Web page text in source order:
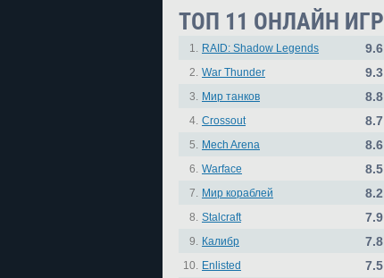
ТОП 11 ОНЛАЙН ИГР
1. RAID: Shadow Legends 9.6
2. War Thunder 9.3
3. Мир танков 8.8
4. Crossout 8.7
5. Mech Arena 8.6
6. Warface 8.5
7. Мир кораблей 8.2
8. Stalcraft 7.9
9. Калибр 7.8
10. Enlisted 7.5